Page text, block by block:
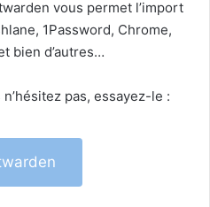
vous permet l’import
1Password, Chrome,
bien d’autres…
pas, essayez-le :